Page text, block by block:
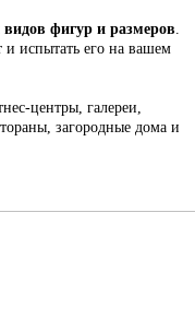
фигур и размеров.
и испытать его на вашем
центры, галереи,
загородные дома и